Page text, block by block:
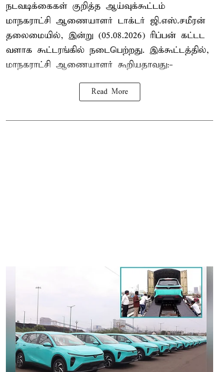
நடவடிக்கைகள் குறித்த ஆய்வுக்கூட்டம்
மாநகராட்சி ஆணையாளர் டாக்டர் ஜி.எஸ்.சமீரன்
தலைமையில், இன்று (05.08.2026) ரிப்பன் கட்டட
வளாக கூட்டரங்கில் நடைபெற்றது. இக்கூட்டத்தில்,
மாநகராட்சி ஆணையாளர் கூறியதாவது:-
Read More